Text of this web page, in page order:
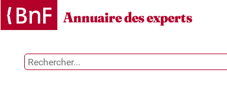
Annuaire des experts